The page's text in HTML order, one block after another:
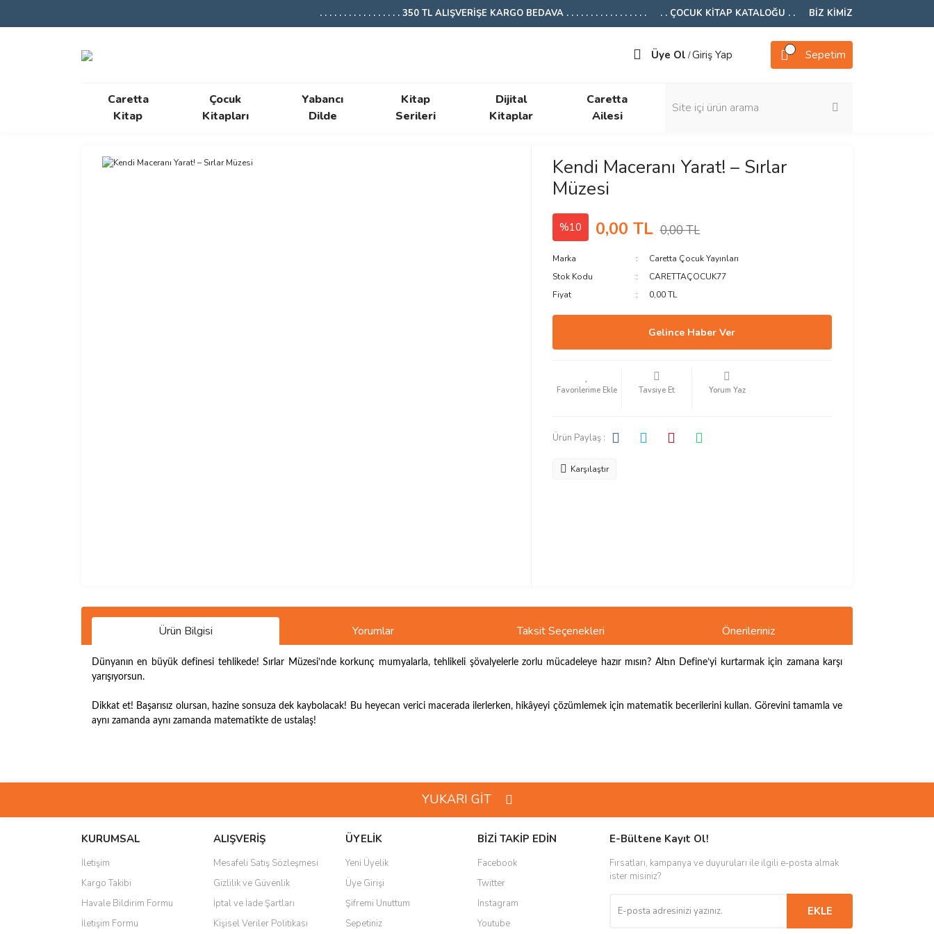
. . . . . . . . . . . . . . . . . 350 TL ALIŞVERİŞE KARGO BEDAVA . . . . . . . . . . . . . . . . . . . ÇOCUK KİTAP KATALOĞU . . BİZ KİMİZ
Üye Ol /Giriş Yap Sepetim
Caretta
Kitap
Çocuk
Kitapları
Yabancı
Dilde
Kitap
Serileri
Dijital
Kitaplar
Caretta
Ailesi
Kendi Maceranı Yarat! – Sırlar
Müzesi
%10 0,00 TL 0,00 TL
Marka
Caretta Çocuk Yayınları
Stok Kodu
CARETTAÇOCUK77
Fiyat
0,00 TL
Gelince Haber Ver
Tavsiye Et Yorum Yaz
Ürün Paylaş :
Karşılaştır
Ürün Bilgisi Yorumlar Taksit Seçenekleri Önerileriniz
Dünyanın en büyük definesi tehlikede! Sırlar Müzesi’nde korkunç mumyalarla, tehlikeli şövalyelerle zorlu mücadeleye hazır mısın? Altın Define’yi kurtarmak için zamana karşı
yarışıyorsun.
Dikkat et! Başarısız olursan, hazine sonsuza dek kaybolacak! Bu heyecan verici macerada ilerlerken, hikâyeyi çözümlemek için matematik becerilerini kullan. Görevini tamamla ve
aynı zamanda aynı zamanda matematikte de ustalaş!
Yorum Yaz
Ürün bilgilerinde hatalar bulunuyor.
Ürün fiyatı diğer sitelerden daha pahalı.
Bu ürüne benzer farklı alternatifler olmalı.
YUKARI GİT
KURUMSAL
İletişim
Kargo Takibi
Havale Bildirim Formu
İletişim Formu
ALIŞVERİŞ
Mesafeli Satış Sözleşmesi
Gizlilik ve Güvenlik
İptal ve İade Şartları
Kişisel Veriler Politikası
ÜYELİK
Yeni Üyelik
Üye Girişi
Şifremi Unuttum
Sepetiniz
BİZİ TAKİP EDİN
Facebook
Twitter
Instagram
Youtube
E-Bültene Kayıt Ol!
Fırsatları, kampanya ve duyuruları ile ilgili e-posta almak
ister misiniz?
EKLE